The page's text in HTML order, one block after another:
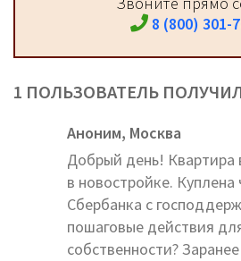
8 (800) 301-
1 ПОЛЬЗОВАТЕЛЬ
Аноним, Москва
Добрый день! Квартира
в новостройке. Куплена
Сбербанка с
пошаговые действия
собственности?